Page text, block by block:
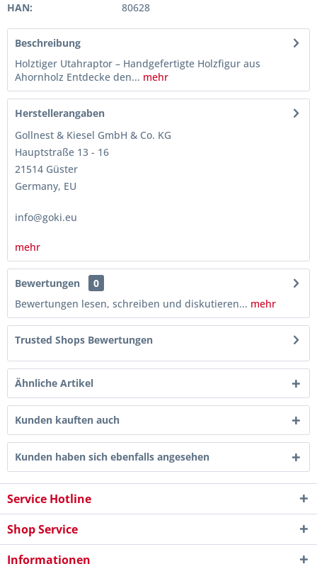
HAN:
80628
Beschreibung
Holztiger Utahraptor – Handgefertigte Holzfigur aus
Ahornholz Entdecke den... mehr
Herstellerangaben
Gollnest & Kiesel GmbH & Co. KG
Hauptstraße 13 - 16
21514 Güster
Germany, EU
info@goki.eu
mehr
Bewertungen
0
Bewertungen lesen, schreiben und diskutieren... mehr
Trusted Shops Bewertungen
Ähnliche Artikel
Kunden kauften auch
Kunden haben sich ebenfalls angesehen
Service Hotline
Shop Service
Informationen